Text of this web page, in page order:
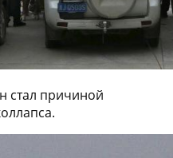
стал причиной